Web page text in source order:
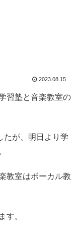
2023.08.15
習塾と音楽教室の
たが、明日より学
教室はボーカル教
す。